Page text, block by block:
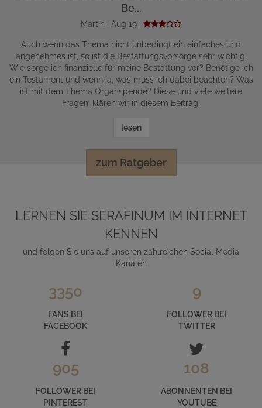
Be...
Martin | Aug 19 |
Auch wenn das Thema nicht unbedingt ein einfaches und
angenehmes ist, so ist die Bestattungsvorsorge sehr wichtig.
Wie sorge ich finanzielle für meine Bestattung vor? Benötige ich
ein Testament und wenn ja, was muss ich dabei beachten? Was
ist mit dem Thema Organspende? Diese und viele weitere
Fragen, klären wir in diesem Beitrag.
lesen
zum Ratgeber
LERNEN SIE SERAFINUM IM INTERNET
KENNEN
und folgen Sie uns auf unseren zahlreichen Social Media
Kanälen
3350
FANS BEI
FACEBOOK
9
FOLLOWER BEI
TWITTER
905
FOLLOWER BEI
PINTEREST
108
ABONNENTEN BEI
YOUTUBE